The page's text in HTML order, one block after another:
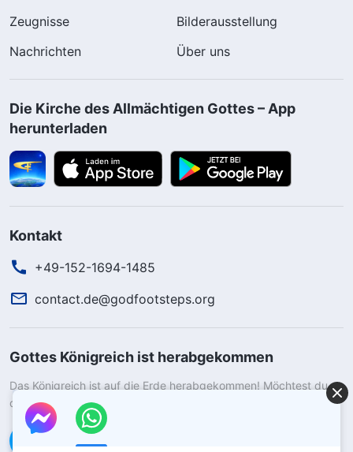
Zeugnisse
Bilderausstellung
Nachrichten
Über uns
Die Kirche des Allmächtigen Gottes – App
herunterladen
Kontakt
+49-152-1694-1485
contact.de@godfootsteps.org
Gottes Königreich ist herabgekommen
Das Königreich ist auf die Erde herabgekommen! Möchtest du
das Königreich Gottes betreten?
Kontaktiere uns über WhatsApp